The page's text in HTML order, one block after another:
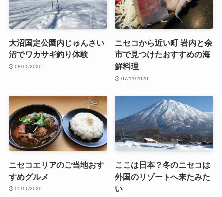
大沼国定公園内じゅんさい
沼でワカサギ釣り体験
08/11/2020
ニセコから近い町 岩内と余
市で見つけたおすすめの海
鮮料理
07/11/2020
ニセコエリアのご当地おす
すめグルメ
05/11/2020
ここは日本？冬のニセコは
外国のリゾートへ来たみた
い